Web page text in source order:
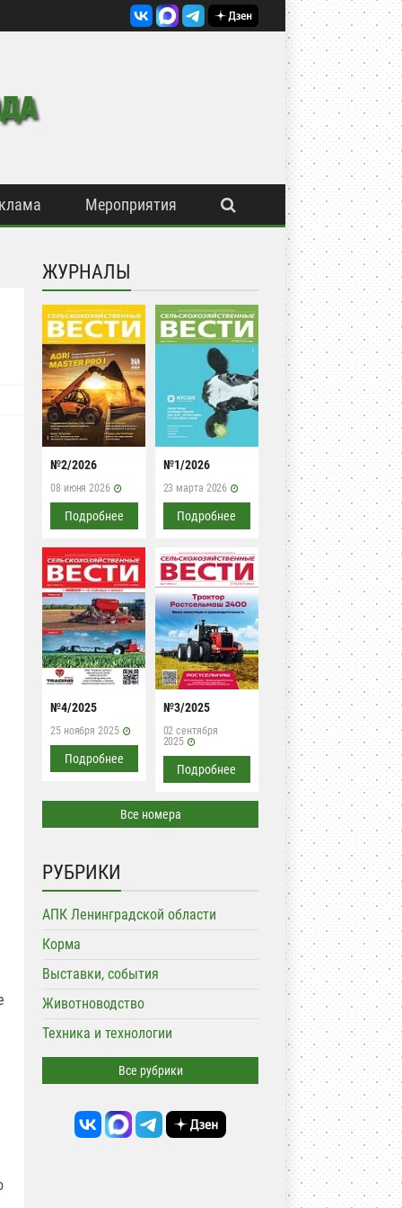
Мероприятия
ЖУРНАЛЫ
№2/2026
08 июня 2026
Подробнее
№1/2026
23 марта 2026
Подробнее
№4/2025
25 ноября 2025
Подробнее
№3/2025
02 сентября
2025
Подробнее
Все номера
РУБРИКИ
АПК Ленинградской области
Корма
Выставки, события
Животноводство
Техника и технологии
Все рубрики